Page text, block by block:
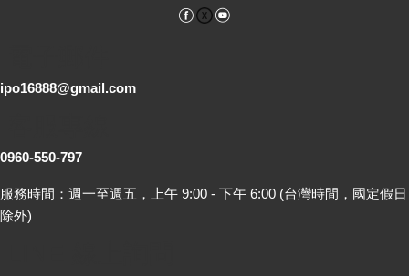
Facebook
ipo16888@gmail.com
0960-550-797
服務時間：週一至週五，上午 9:00 - 下午 6:00 (台灣時間，國定假日
除外)